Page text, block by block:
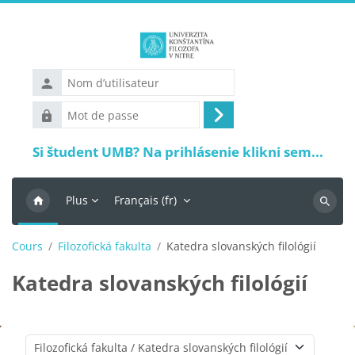
Nom
d’utilisateur
Mot
de
passe
Connexion
Si študent UMB? Na prihlásenie klikni sem...
Plus Français ‎(fr)‎
Cours Filozofická fakulta Katedra slovanských filológií
Katedra slovanských filológií